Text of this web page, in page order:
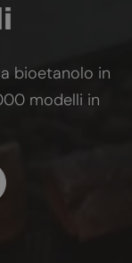
bioetanolo in
modelli in